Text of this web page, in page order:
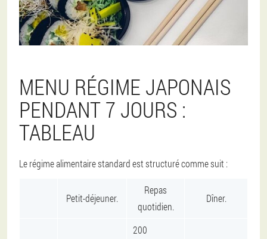
MENU RÉGIME JAPONAIS
PENDANT 7 JOURS :
TABLEAU
Le régime alimentaire standard est structuré comme suit :
Petit-déjeuner.
Repas
quotidien.
Dîner.
200